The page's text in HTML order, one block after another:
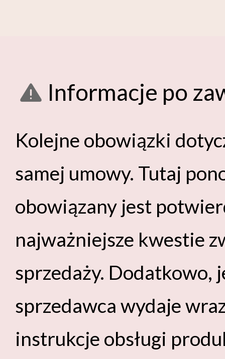
Informacje po
Kolejne obowiązki
samej umowy. Tutaj
obowiązany jest
najważniejsze kwestie
sprzedaży. Dodatkowo,
sprzedawca wydaje
instrukcje obsługi